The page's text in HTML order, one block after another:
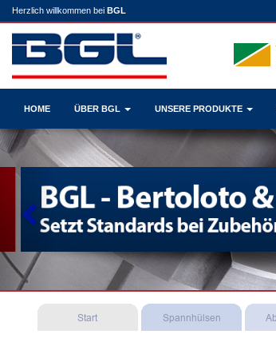
Herzlich willkommen bei BGL
HOME ÜBER BGL UNSERE PRODUKTE
Previous